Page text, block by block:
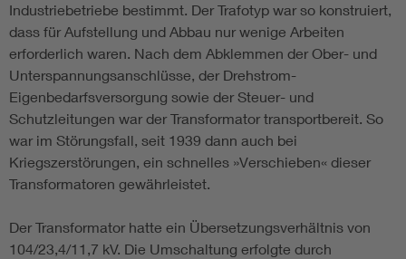
Industriebetriebe bestimmt. Der Trafotyp war so konstruiert,
dass für Aufstellung und Abbau nur wenige Arbeiten
erforderlich waren. Nach dem Abklemmen der Ober- und
Unterspannungsanschlüsse, der Drehstrom-
Eigenbedarfsversorgung sowie der Steuer- und
Schutzleitungen war der Transformator transportbereit. So
war im Störungsfall, seit 1939 dann auch bei
Kriegszerstörungen, ein schnelles »Verschieben« dieser
Transformatoren gewährleistet.
Der Transformator hatte ein Übersetzungsverhältnis von
104/23,4/11,7 kV. Die Umschaltung erfolgte durch